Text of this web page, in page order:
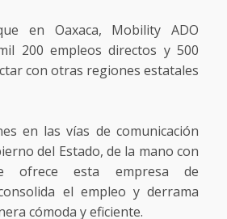
en Oaxaca, Mobility ADO
200 empleos directos y 500
con otras regiones estatales
en las vías de comunicación
del Estado, de la mano con
ofrece esta empresa de
el empleo y derrama
cómoda y eficiente.